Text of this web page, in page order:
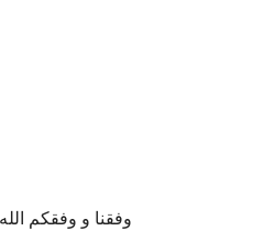
وفقنا و وفقكم